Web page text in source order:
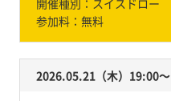
参加料： 無料
2026.05.21（木）19:00〜